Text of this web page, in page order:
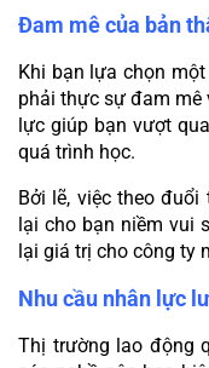
Đam mê của bản
Khi bạn lựa chọn
phải thực sự đam mê
lực giúp bạn vượt
quá trình học.
Bởi lẽ, việc theo
lại cho bạn niềm vui
lại giá trị cho công ty
Nhu cầu nhân lực
Thị trường lao động